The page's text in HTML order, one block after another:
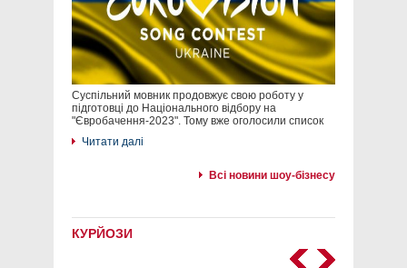
Суспільний мовник продовжує свою роботу у
підготовці до Національного відбору на
"Євробачення-2023". Тому вже оголосили список
Читати далі
Всі новини шоу-бізнесу
КУРЙОЗИ